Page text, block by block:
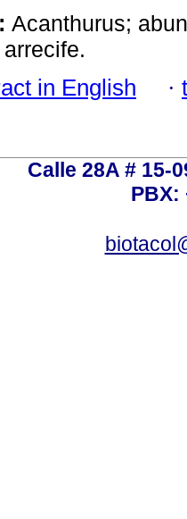
Acanthurus;
in English ·
Calle 28A # 15-
PBX: